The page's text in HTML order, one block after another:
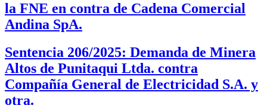
la FNE en contra de Cadena Comercial
Andina SpA.
Sentencia 206/2025: Demanda de Minera
Altos de Punitaqui Ltda. contra
Compañía General de Electricidad S.A. y
otra.